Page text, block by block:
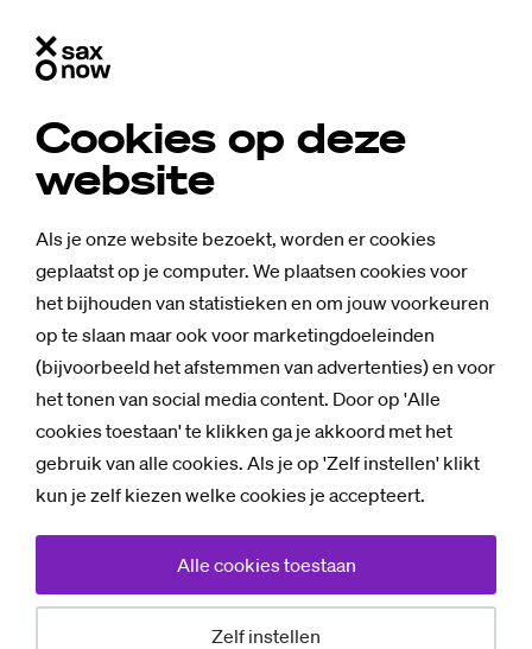
Cookies op deze
website
Als je onze website bezoekt, worden er cookies
geplaatst op je computer. We plaatsen cookies voor
het bijhouden van statistieken en om jouw voorkeuren
op te slaan maar ook voor marketingdoeleinden
(bijvoorbeeld het afstemmen van advertenties) en voor
het tonen van social media content. Door op 'Alle
cookies toestaan' te klikken ga je akkoord met het
gebruik van alle cookies. Als je op 'Zelf instellen' klikt
kun je zelf kiezen welke cookies je accepteert.
Zelf instellen
Alle cookies toestaan